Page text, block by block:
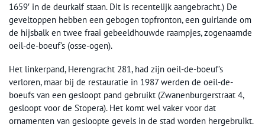
1659′ in de deurkalf staan. Dit is recentelijk aangebracht.) De
geveltoppen hebben een gebogen topfronton, een guirlande om
de hijsbalk en twee fraai gebeeldhouwde raampjes, zogenaamde
oeil-de-boeuf’s (osse-ogen).
Het linkerpand, Herengracht 281, had zijn oeil-de-boeuf’s
verloren, maar bij de restauratie in 1987 werden de oeil-de-
boeufs van een gesloopt pand gebruikt (Zwanenburgerstraat 4,
gesloopt voor de Stopera). Het komt wel vaker voor dat
ornamenten van gesloopte gevels in de stad worden hergebruikt.